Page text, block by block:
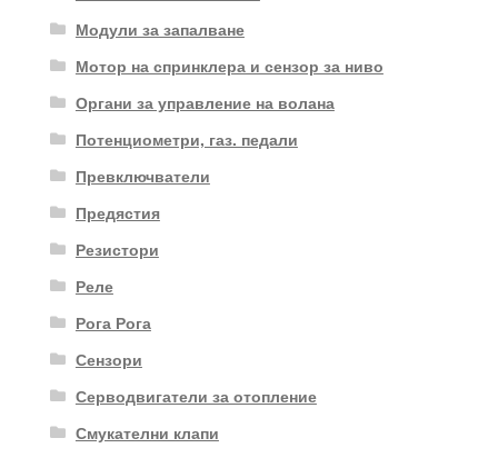
Модули за запалване
Мотор на спринклера и сензор за ниво
Органи за управление на волана
Потенциометри, газ. педали
Превключватели
Предястия
Резистори
Реле
Рога Рога
Сензори
Серводвигатели за отопление
Смукателни клапи